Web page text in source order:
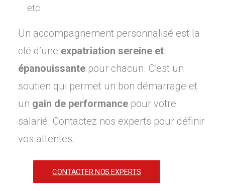
etc.
Un accompagnement personnalisé est la
clé d’une expatriation sereine et
épanouissante pour chacun. C’est un
soutien qui permet un bon démarrage et
un gain de performance pour votre
salarié. Contactez nos experts pour définir
vos attentes.
CONTACTER NOS EXPERTS